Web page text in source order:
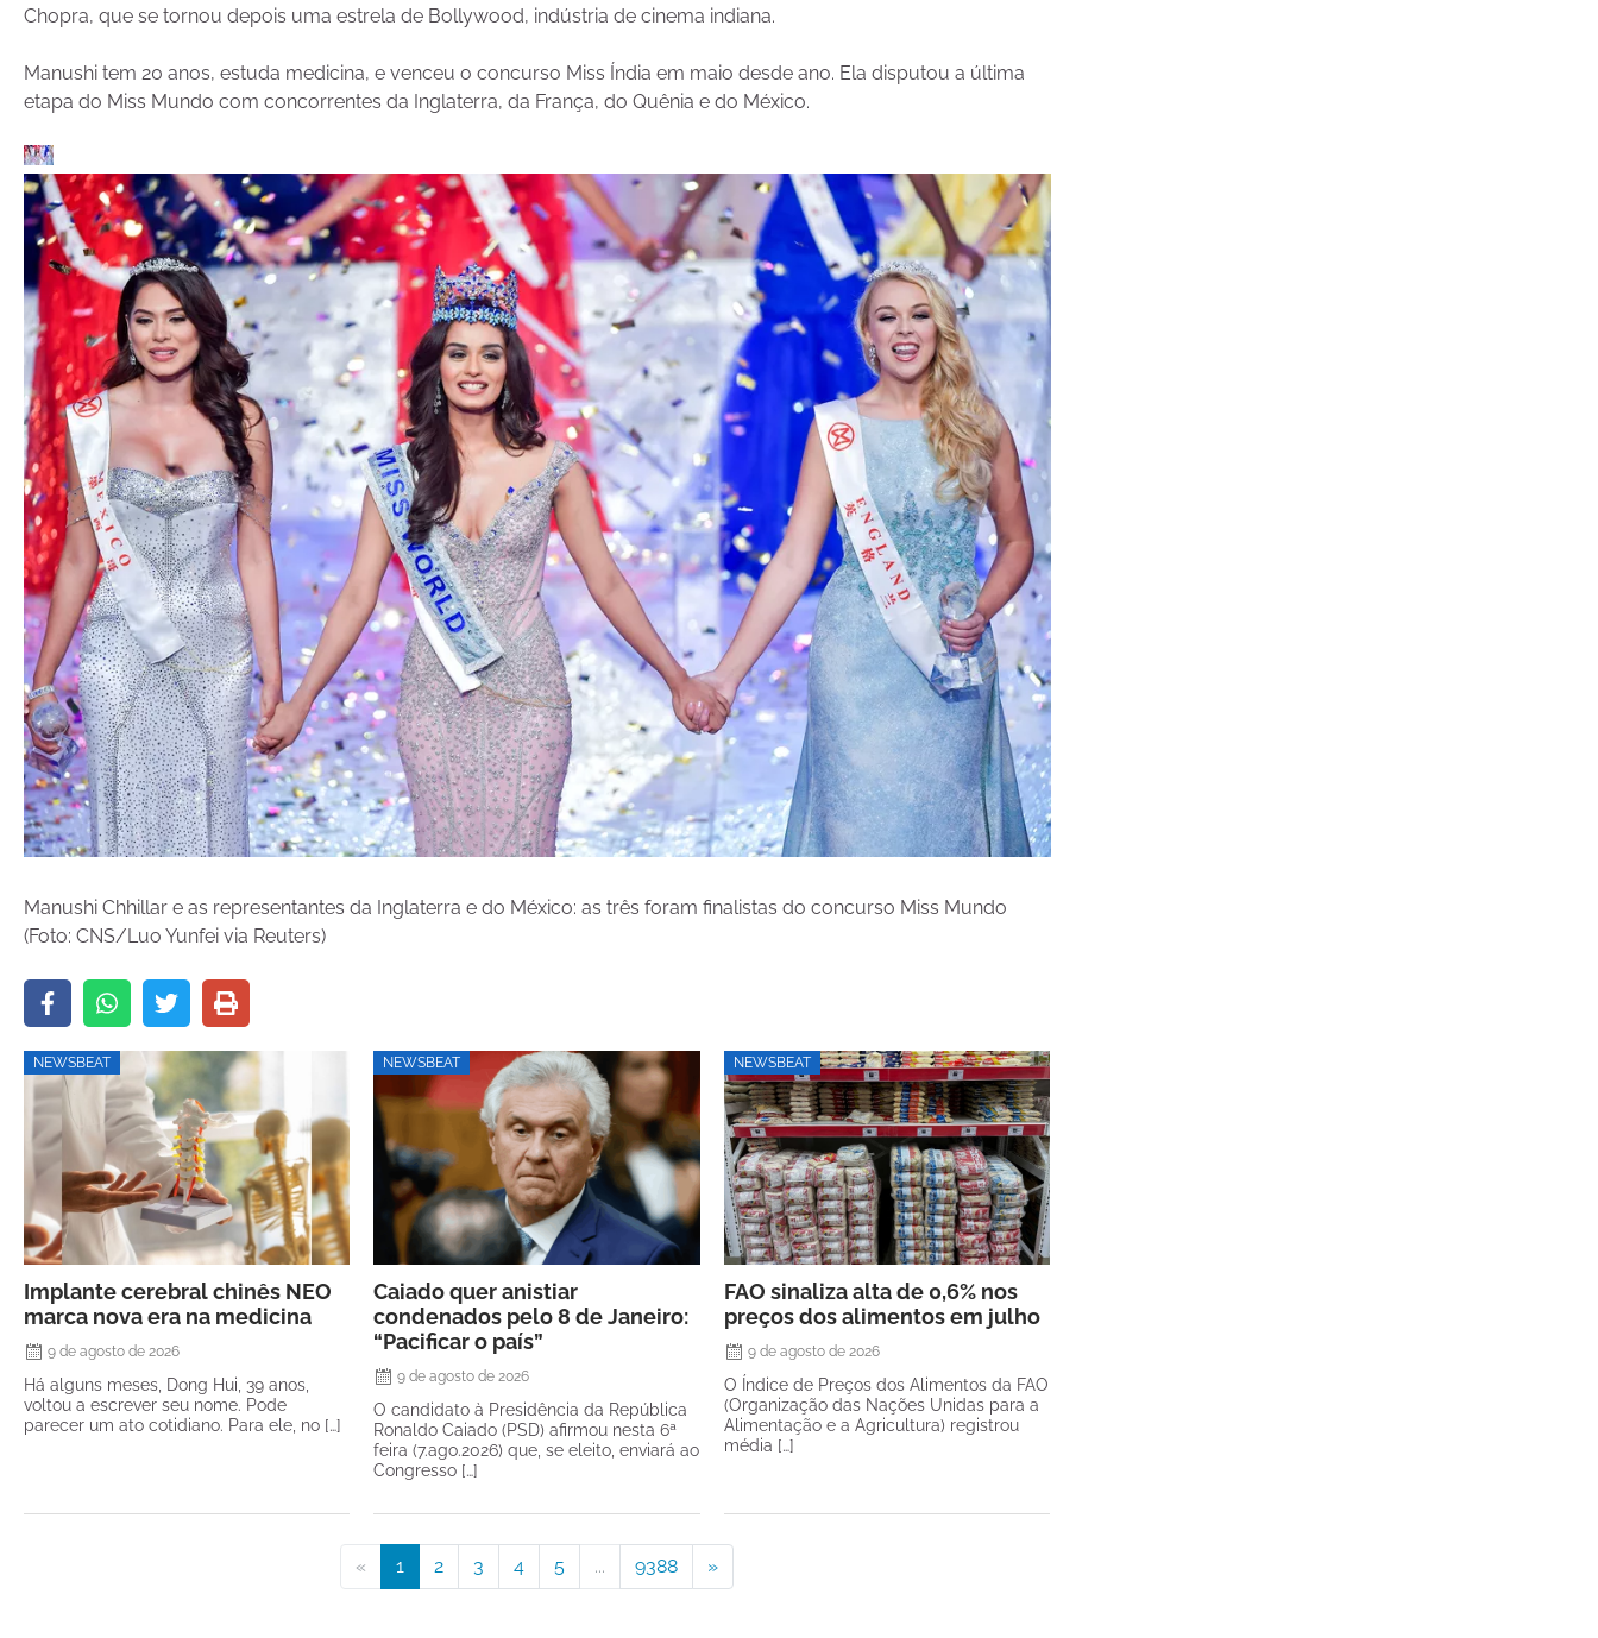
Chopra, que se tornou depois uma estrela de Bollywood, indústria de cinema indiana.
Manushi tem 20 anos, estuda medicina, e venceu o concurso Miss Índia em maio desde ano. Ela disputou a última
etapa do Miss Mundo com concorrentes da Inglaterra, da França, do Quênia e do México.
Manushi Chhillar e as representantes da Inglaterra e do México: as três foram finalistas do concurso Miss Mundo
(Foto: CNS/Luo Yunfei via Reuters)
NEWSBEAT
Implante cerebral chinês NEO
marca nova era na medicina
9 de agosto de 2026
Há alguns meses, Dong Hui, 39 anos,
voltou a escrever seu nome. Pode
parecer um ato cotidiano. Para ele, no […]
NEWSBEAT
Caiado quer anistiar
condenados pelo 8 de Janeiro:
“Pacificar o país”
9 de agosto de 2026
O candidato à Presidência da República
Ronaldo Caiado (PSD) afirmou nesta 6ª
feira (7.ago.2026) que, se eleito, enviará ao
Congresso […]
NEWSBEAT
FAO sinaliza alta de 0,6% nos
preços dos alimentos em julho
9 de agosto de 2026
O Índice de Preços dos Alimentos da FAO
(Organização das Nações Unidas para a
Alimentação e a Agricultura) registrou
média […]
« 1 2 3 4 5 ... 9388 »